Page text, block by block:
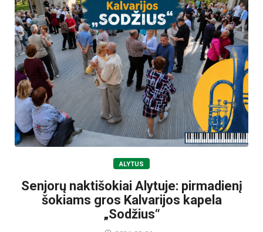
ALYTUS
Senjorų naktišokiai Alytuje: pirmadienį
šokiams gros Kalvarijos kapela
„Sodžius“